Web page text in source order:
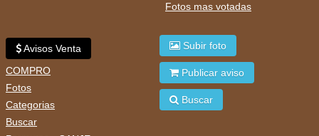
Fotos mas votadas
Avisos Venta
COMPRO
Fotos
Categorias
Buscar
Subir foto
Publicar aviso
Buscar